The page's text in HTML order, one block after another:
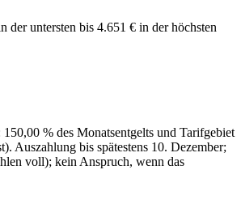
untersten bis 4.651 € in der höchsten
% des Monatsentgelts und Tarifgebiet
Auszahlung bis spätestens 10. Dezember;
voll); kein Anspruch, wenn das